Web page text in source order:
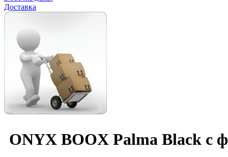
Доставка
ONYX BOOX Palma Black с